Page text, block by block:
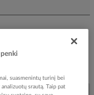
063718
APATOR
suasmenintų turinį bei
srautą. Taip pat